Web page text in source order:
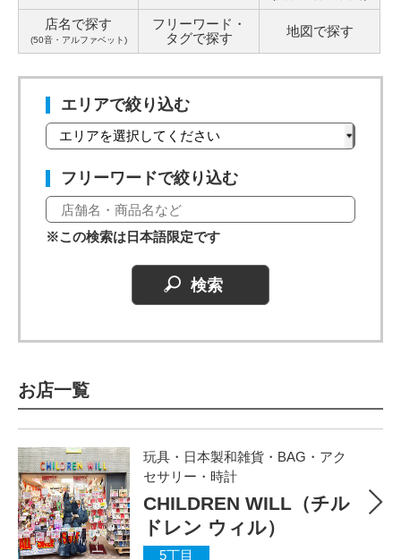
店名で探す
(50音・アルファベット)
フリーワード・
タグで探す 地図で探す
エリアで絞り込む
フリーワードで絞り込む
※この検索は日本語限定です
お店一覧
玩具・日本製和雑貨・BAG・アク
セサリー・時計
CHILDREN WILL（チル
ドレン ウィル）
5丁目